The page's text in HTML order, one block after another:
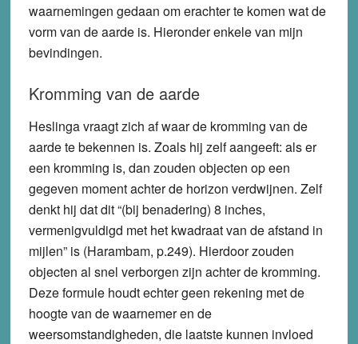
waarnemingen gedaan om erachter te komen wat de
vorm van de aarde is. Hieronder enkele van mijn
bevindingen.
Kromming van de aarde
Heslinga vraagt zich af waar de kromming van de
aarde te bekennen is. Zoals hij zelf aangeeft: als er
een kromming is, dan zouden objecten op een
gegeven moment achter de horizon verdwijnen. Zelf
denkt hij dat dit “(bij benadering) 8 inches,
vermenigvuldigd met het kwadraat van de afstand in
mijlen” is (Harambam, p.249). Hierdoor zouden
objecten al snel verborgen zijn achter de kromming.
Deze formule houdt echter geen rekening met de
hoogte van de waarnemer en de
weersomstandigheden, die laatste kunnen invloed